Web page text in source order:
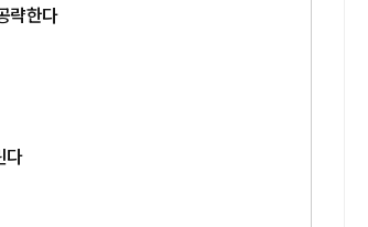
략한다
다